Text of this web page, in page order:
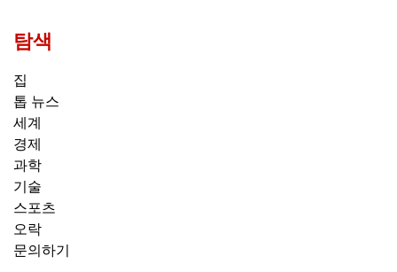
탐색
집
톱 뉴스
세계
경제
과학
기술
스포츠
오락
문의하기